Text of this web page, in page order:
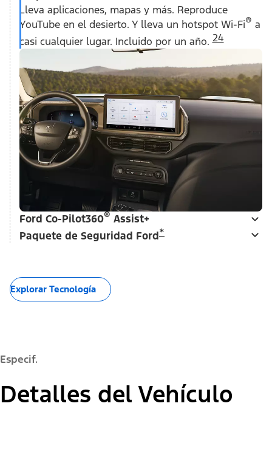
Lleva aplicaciones, mapas y más. Reproduce
YouTube en el desierto. Y lleva un hotspot Wi-Fi® a
casi cualquier lugar. Incluido por un año.24
Ford Co-Pilot360® Assist+
Paquete de Seguridad Ford*
Explorar Tecnología
Especif.
Detalles del Vehículo